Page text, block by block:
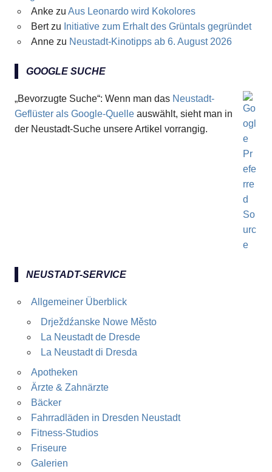
Ankezu Aus Leonardo wird Kokolores
Bertzu Initiative zum Erhalt des Grüntals gegründet
Annezu Neustadt-Kinotipps ab 6. August 2026
GOOGLE SUCHE
„Bevorzugte Suche“: Wenn man das Neustadt-
Geflüster als Google-Quelle auswählt, sieht man in
der Neustadt-Suche unsere Artikel vorrangig.
NEUSTADT-SERVICE
Allgemeiner Überblick
Drježdźanske Nowe Město
La Neustadt de Dresde
La Neustadt di Dresda
Apotheken
Ärzte & Zahnärzte
Bäcker
Fahrradläden in Dresden Neustadt
Fitness-Studios
Friseure
Galerien